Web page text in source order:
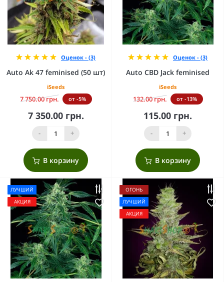
Оценок - (3)
Auto Ak 47 feminised (50 шт)
iSeeds
7 750.00 грн. от -5%
7 350.00 грн.
- +
В корзину
Оценок - (3)
Auto CBD Jack feminised
iSeeds
132.00 грн. от -13%
115.00 грн.
- +
В корзину
ЛУЧШИЙ
АКЦИЯ
ОГОНЬ
ЛУЧШИЙ
АКЦИЯ